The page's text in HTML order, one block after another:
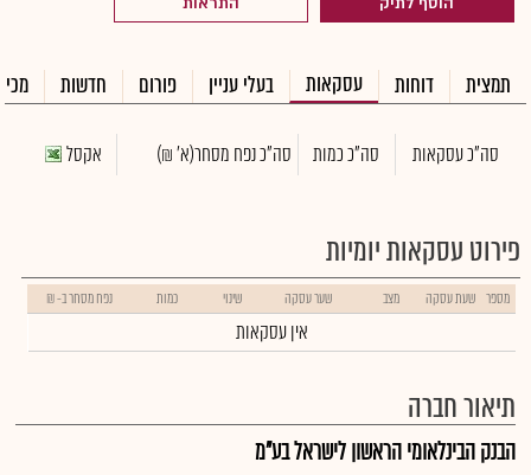
תמצית דוחות עסקאות בעלי עניין פורום חדשות
סה"כ עסקאות סה"כ כמות סה"כ נפח מסחר(א' ₪) אקסל
פירוט עסקאות יומיות
מספר שעת עסקה מצב שער עסקה שינוי כמות נפח מסחר ב- ₪
אין עסקאות
תיאור חברה
הבנק הבינלאומי הראשון לישראל בע"מ